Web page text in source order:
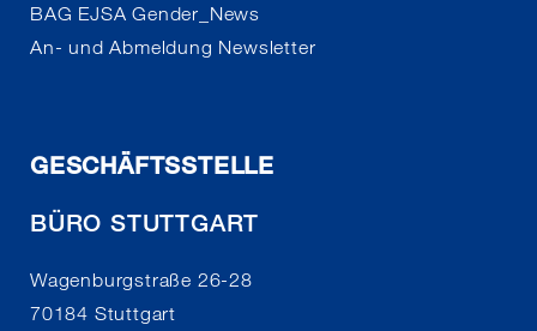
BAG EJSA Gender_News
An- und Abmeldung Newsletter
GESCHÄFTSSTELLE
BÜRO STUTTGART
Wagenburgstraße 26-28
70184 Stuttgart